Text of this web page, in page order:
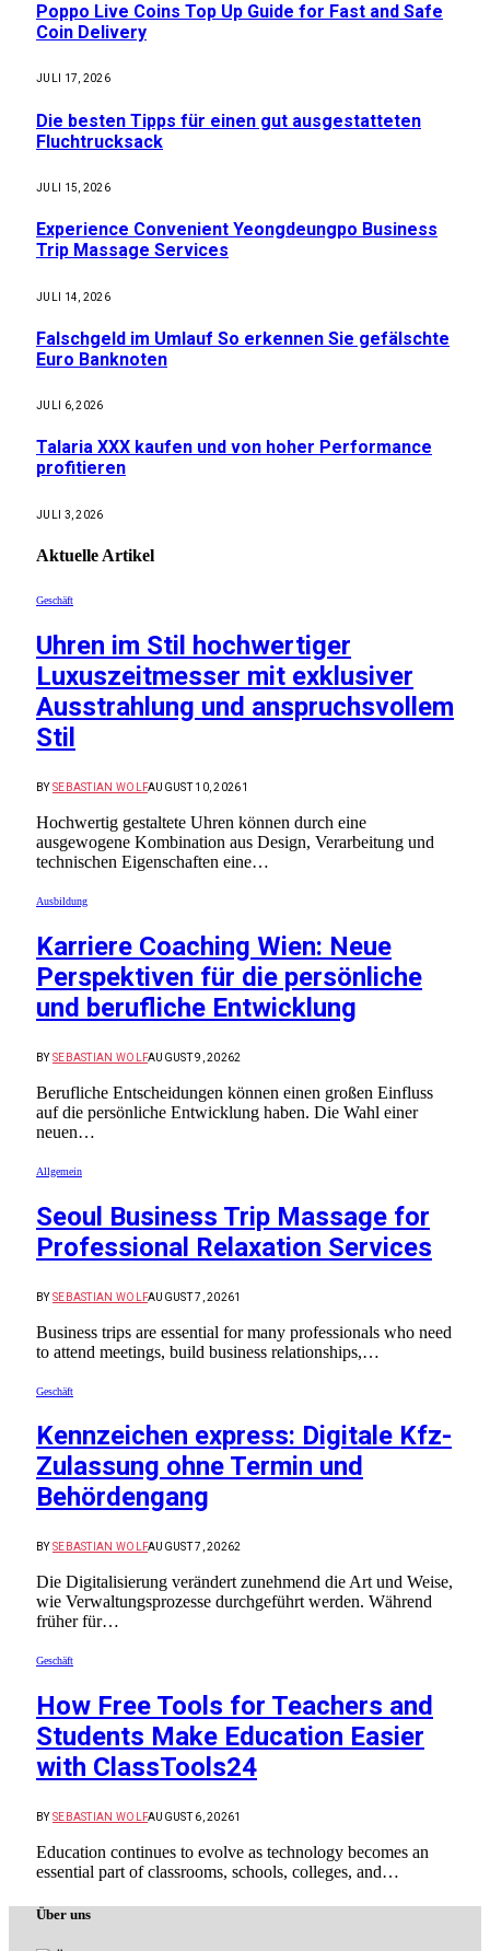
Poppo Live Coins Top Up Guide for Fast and Safe
Coin Delivery
JULI 17, 2026
Die besten Tipps für einen gut ausgestatteten
Fluchtrucksack
JULI 15, 2026
Experience Convenient Yeongdeungpo Business
Trip Massage Services
JULI 14, 2026
Falschgeld im Umlauf So erkennen Sie gefälschte
Euro Banknoten
JULI 6, 2026
Talaria XXX kaufen und von hoher Performance
profitieren
JULI 3, 2026
Aktuelle Artikel
Geschäft
Uhren im Stil hochwertiger
Luxuszeitmesser mit exklusiver
Ausstrahlung und anspruchsvollem
Stil
BY SEBASTIAN WOLFAUGUST 10, 20261
Hochwertig gestaltete Uhren können durch eine
ausgewogene Kombination aus Design, Verarbeitung und
technischen Eigenschaften eine…
Ausbildung
Karriere Coaching Wien: Neue
Perspektiven für die persönliche
und berufliche Entwicklung
BY SEBASTIAN WOLFAUGUST 9, 20262
Berufliche Entscheidungen können einen großen Einfluss
auf die persönliche Entwicklung haben. Die Wahl einer
neuen…
Allgemein
Seoul Business Trip Massage for
Professional Relaxation Services
BY SEBASTIAN WOLFAUGUST 7, 20261
Business trips are essential for many professionals who need
to attend meetings, build business relationships,…
Geschäft
Kennzeichen express: Digitale Kfz-
Zulassung ohne Termin und
Behördengang
BY SEBASTIAN WOLFAUGUST 7, 20262
Die Digitalisierung verändert zunehmend die Art und Weise,
wie Verwaltungsprozesse durchgeführt werden. Während
früher für…
Geschäft
How Free Tools for Teachers and
Students Make Education Easier
with ClassTools24
BY SEBASTIAN WOLFAUGUST 6, 20261
Education continues to evolve as technology becomes an
essential part of classrooms, schools, colleges, and…
Über uns